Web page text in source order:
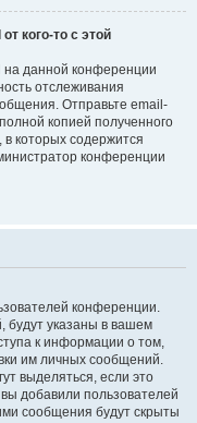
кого-то с этой
данной конференции
отслеживания
Отправьте email-
копией полученного
в которых содержится
конференции
конференции.
будут указаны в вашем
к информации о том,
им личных сообщений.
выделяться, если это
добавили пользователей
сообщения будут скрыты